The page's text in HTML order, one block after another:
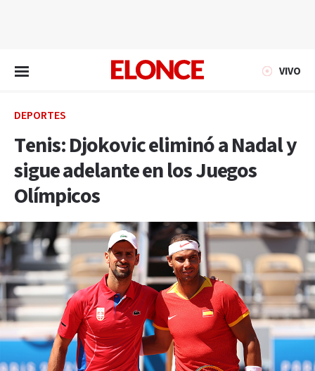
VIVO
DEPORTES
Tenis: Djokovic eliminó a Nadal y
sigue adelante en los Juegos
Olímpicos